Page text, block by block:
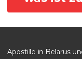
t
r
Apostille in Belarus